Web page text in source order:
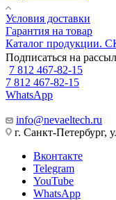
Условия доставки
Гарантия на товар
Каталог продукции.
Подписаться на
7 812 467-82-15
7 812 467-82-15
WhatsApp
info@nevaeltech.ru
г. Санкт-Петербург,
Вконтакте
Telegram
YouTube
WhatsApp